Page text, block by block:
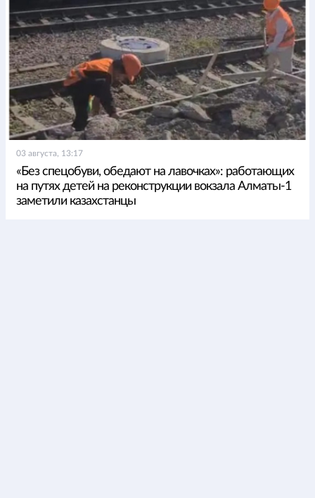
03 августа, 13:17
«Без спецобуви, обедают на лавочках»: работающих
на путях детей на реконструкции вокзала Алматы-1
заметили казахстанцы